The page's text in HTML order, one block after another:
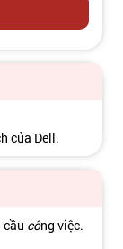
của Dell.
cầu công việc.